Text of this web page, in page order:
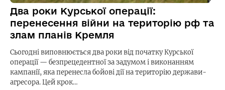
Два роки Курської операції:
перенесення війни на територію рф та
злам планів Кремля
Сьогодні виповнюється два роки від початку Курської
операції — безпрецедентної за задумом і виконанням
кампанії, яка перенесла бойові дії на територію держави-
агресора. Цей крок…